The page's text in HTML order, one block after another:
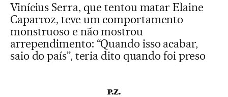
Vinícius Serra, que tentou matar Elaine
Caparroz, teve um comportamento
monstruoso e não mostrou
arrependimento: “Quando isso acabar,
saio do país”, teria dito quando foi preso
P.Z.